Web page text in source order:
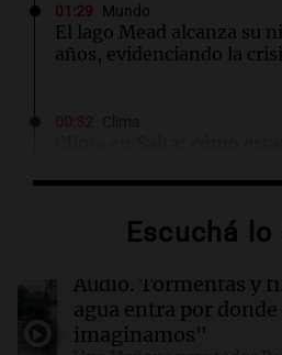
01:29 Mundo
El lago Mead alcanza su
años, evidenciando la
Clima
este domingo 9 de agosto
00:21 Clima
Escuchá
Audio. Tormentas y
agua entra por
imaginamos"